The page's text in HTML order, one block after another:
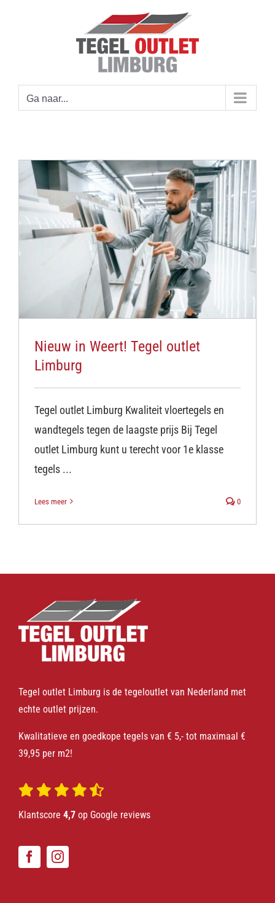
Ga naar...
Nieuw in Weert! Tegel outlet
Limburg
Tegel outlet Limburg Kwaliteit vloertegels en
wandtegels tegen de laagste prijs Bij Tegel
outlet Limburg kunt u terecht voor 1e klasse
tegels ...
Lees meer 0
Tegel outlet Limburg is de tegeloutlet van Nederland met
echte outlet prijzen.
Kwalitatieve en goedkope tegels van € 5,- tot maximaal €
39,95 per m2!
Klantscore 4,7op Google reviews